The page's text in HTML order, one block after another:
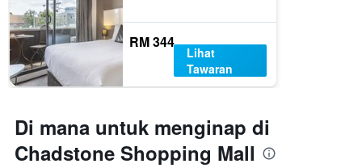
RM 344
Lihat
Tawaran
Di mana untuk menginap di
Chadstone Shopping Mall